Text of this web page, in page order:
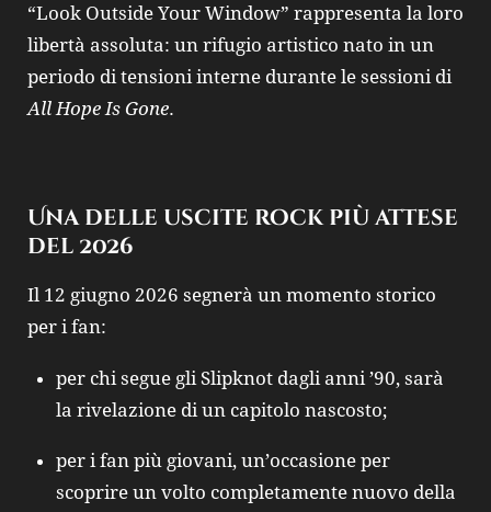
“Look Outside Your Window” rappresenta la loro
libertà assoluta: un rifugio artistico nato in un
periodo di tensioni interne durante le sessioni di
All Hope Is Gone.
Una delle uscite rock più attese
del 2026
Il 12 giugno 2026 segnerà un momento storico
per i fan:
per chi segue gli Slipknot dagli anni ’90, sarà
la rivelazione di un capitolo nascosto;
per i fan più giovani, un’occasione per
scoprire un volto completamente nuovo della